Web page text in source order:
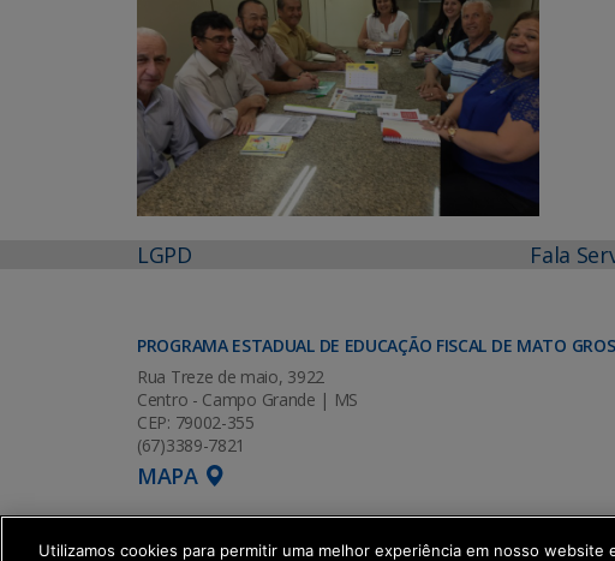
LGPD Fala
PROGRAMA ESTADUAL DE EDUCAÇÃO FISCAL DE MATO
Rua Treze de maio, 3922
Centro - Campo Grande | MS
CEP: 79002-355
(67)3389-7821
MAPA
Utilizamos cookies para permitir uma melhor experiência em nosso website